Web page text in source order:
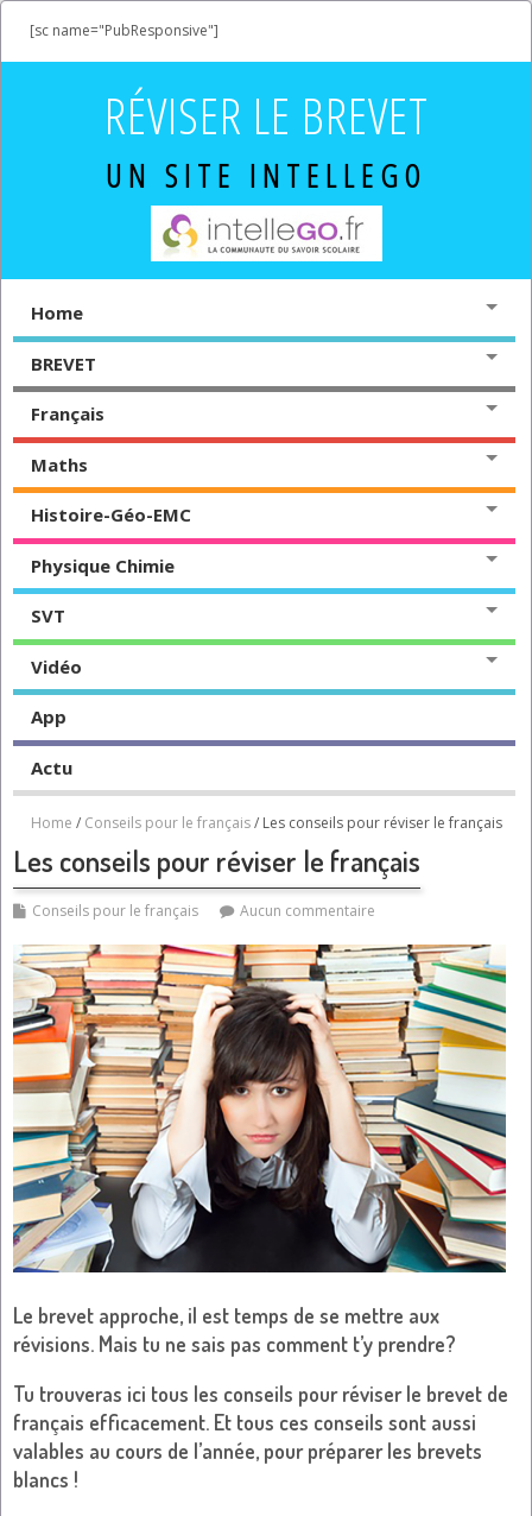
[sc name="PubResponsive"]
RÉVISER LE BREVET
UN SITE INTELLEGO
Home
BREVET
Français
Maths
Histoire-Géo-EMC
Physique Chimie
SVT
Vidéo
App
Actu
Home / Conseils pour le français/ Les conseils pour réviser le français
Les conseils pour réviser le français
Conseils pour le français Aucun commentaire
Le brevet approche, il est temps de se mettre aux
révisions. Mais tu ne sais pas comment t’y prendre?
Tu trouveras ici tous les conseils pour réviser le brevet de
français efficacement. Et tous ces conseils sont aussi
valables au cours de l’année, pour préparer les brevets
blancs !